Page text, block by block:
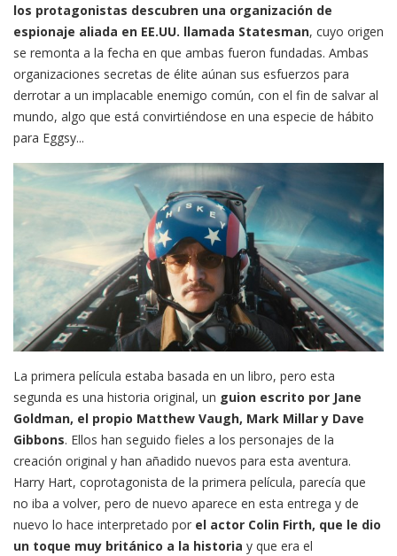
los protagonistas descubren una organización de
espionaje aliada en EE.UU. llamada Statesman, cuyo origen
se remonta a la fecha en que ambas fueron fundadas. Ambas
organizaciones secretas de élite aúnan sus esfuerzos para
derrotar a un implacable enemigo común, con el fin de salvar al
mundo, algo que está convirtiéndose en una especie de hábito
para Eggsy...
La primera película estaba basada en un libro, pero esta
segunda es una historia original, un guion escrito por Jane
Goldman, el propio Matthew Vaugh, Mark Millar y Dave
Gibbons. Ellos han seguido fieles a los personajes de la
creación original y han añadido nuevos para esta aventura.
Harry Hart, coprotagonista de la primera película, parecía que
no iba a volver, pero de nuevo aparece en esta entrega y de
nuevo lo hace interpretado por el actor Colin Firth, que le dio
un toque muy británico a la historia y que era el